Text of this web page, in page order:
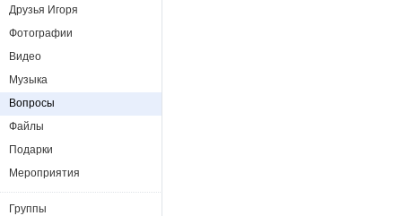
Друзья Игоря
Фотографии
Видео
Музыка
Вопросы
Файлы
Подарки
Мероприятия
Группы